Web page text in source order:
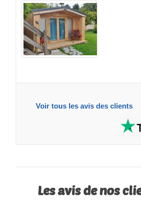
Voir tous les avis des clients
Les avis de nos